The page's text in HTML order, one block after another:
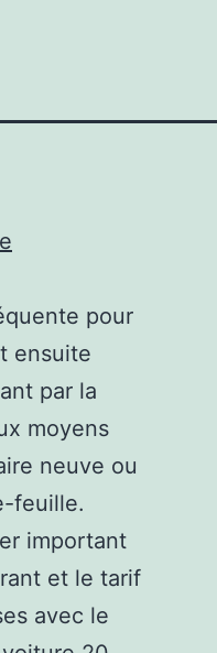
pour
ensuite
par la
moyens
neuve ou
feuille.
important
et le tarif
avec le